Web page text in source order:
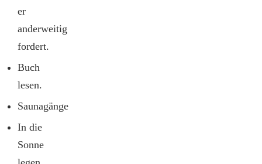
er
anderweitig
fordert.
Buch
lesen.
Saunagänge
In die
Sonne